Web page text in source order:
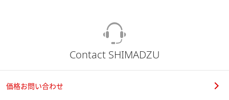
Contact SHIMADZU
価格お問い合わせ